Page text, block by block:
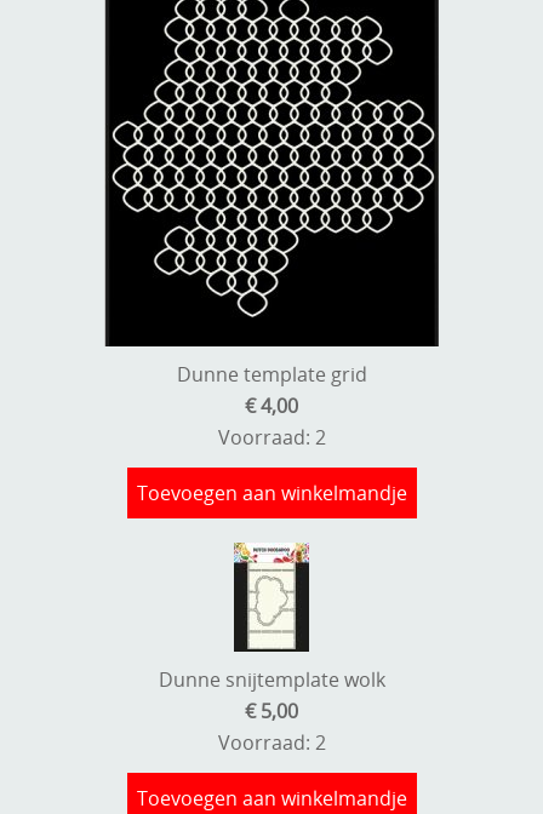
Dunne template grid
€ 4,00
Voorraad: 2
Toevoegen aan winkelmandje
Dunne snijtemplate wolk
€ 5,00
Voorraad: 2
Toevoegen aan winkelmandje